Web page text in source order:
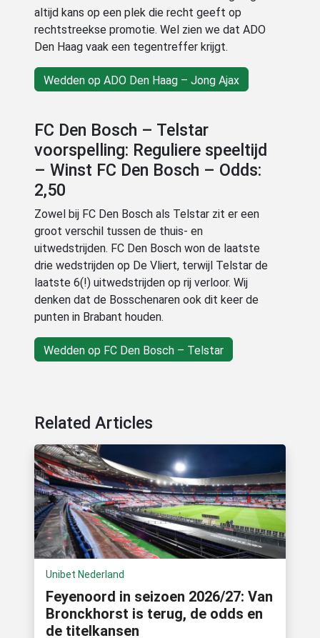
altijd kans op een plek die recht geeft op
rechtstreekse promotie. Wel zien we dat ADO
Den Haag vaak een tegentreffer krijgt.
Wedden op ADO Den Haag – Jong Ajax
FC Den Bosch – Telstar
voorspelling: Reguliere speeltijd
– Winst FC Den Bosch – Odds:
2,50
Zowel bij FC Den Bosch als Telstar zit er een
groot verschil tussen de thuis- en
uitwedstrijden. FC Den Bosch won de laatste
drie wedstrijden op De Vliert, terwijl Telstar de
laatste 6(!) uitwedstrijden op rij verloor. Wij
denken dat de Bosschenaren ook dit keer de
punten in Brabant houden.
Wedden op FC Den Bosch – Telstar
Related Articles
Unibet Nederland
Feyenoord in seizoen 2026/27: Van
Bronckhorst is terug, de odds en
de titelkansen